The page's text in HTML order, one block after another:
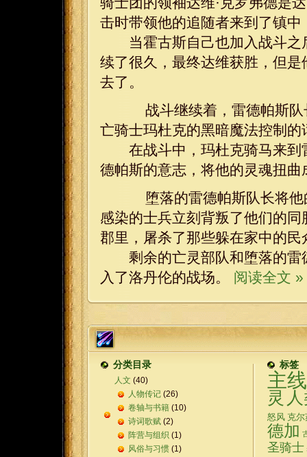
击时带领他的追随者来到了镇
当霍古斯自己也加入战斗之
续了很久，最终达维获胜，但
去了。
战斗继续着，雷德帕斯队
亡骑士玛杜克的黑暗魔法控制
在战斗中，玛杜克骑马来到
德帕斯的意志，将他的灵魂扭
堕落的雷德帕斯队长将他
感染的士兵立刻背叛了他们的
郡里，屠杀了那些躲在家中的民
剩余的亡灵部队和堕落的雷
入了洛丹伦的战场。 阅读全文 »
分类目录
人文 (40)
人物传记 (26)
卷轴与书籍 (10)
诗词歌赋 (2)
阵营与组织 (1)
风俗与习惯 (1)
标签
主
灵
怒风 克
德加
圣骑士